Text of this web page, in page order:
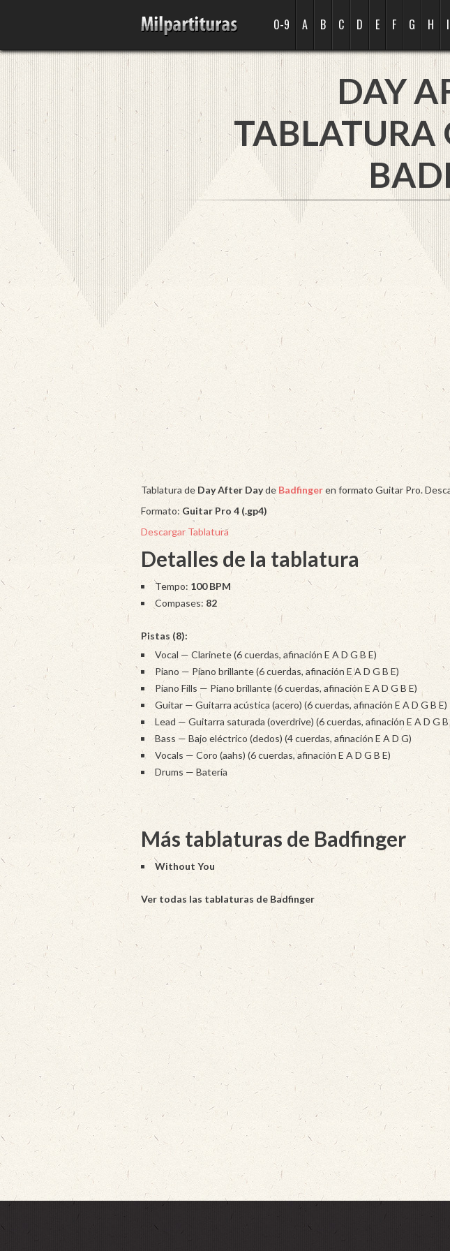
0-9 A B C D E F G H I
DAY
TABLATURA
Tablatura de Day After Dayde Badfingeren formato Guitar Pro.
Formato: Guitar Pro 4 (.gp4)
Descargar Tablatura
Detalles de la tablatura
Tempo: 100 BPM
Compases: 82
Pistas (8):
Vocal — Clarinete (6 cuerdas, afinación E A D G B E)
Piano — Piano brillante (6 cuerdas, afinación E A D G B E)
Piano Fills — Piano brillante (6 cuerdas, afinación E A D G B E)
Guitar — Guitarra acústica (acero) (6 cuerdas, afinación E A D G B E)
Lead — Guitarra saturada (overdrive) (6 cuerdas, afinación E A D G B
Bass — Bajo eléctrico (dedos) (4 cuerdas, afinación E A D G)
Vocals — Coro (aahs) (6 cuerdas, afinación E A D G B E)
Drums — Batería
Más tablaturas de Badfinger
Without You
Ver todas las tablaturas de Badfinger